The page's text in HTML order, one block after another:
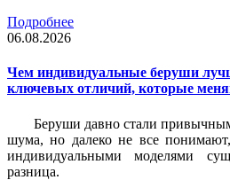
Подробнее
06.08.2026
Чем индивидуальные беруши
ключевых отличий, которые
Беруши давно стали
шума, но далеко не все
индивидуальными моделями
разница.